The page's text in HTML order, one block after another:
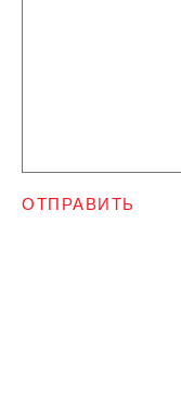
ОТПРАВИТЬ